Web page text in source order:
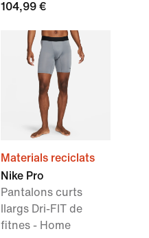
104,99 €
Materials reciclats
Nike Pro
Pantalons curts
llargs Dri-FIT de
fitnes - Home